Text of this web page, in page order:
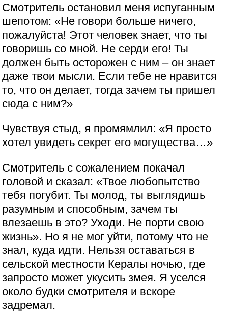
Смотритель остановил меня испуганным
шепотом: «Не говори больше ничего,
пожалуйста! Этот человек знает, что ты
говоришь со мной. Не серди его! Ты
должен быть осторожен с ним – он знает
даже твои мысли. Если тебе не нравится
то, что он делает, тогда зачем ты пришел
сюда с ним?»
Чувствуя стыд, я промямлил: «Я просто
хотел увидеть секрет его могущества…»
Смотритель с сожалением покачал
головой и сказал: «Твое любопытство
тебя погубит. Ты молод, ты выглядишь
разумным и способным, зачем ты
влезаешь в это? Уходи. Не порти свою
жизнь». Но я не мог уйти, потому что не
знал, куда идти. Нельзя оставаться в
сельской местности Кералы ночью, где
запросто может укусить змея. Я уселся
около будки смотрителя и вскоре
задремал.